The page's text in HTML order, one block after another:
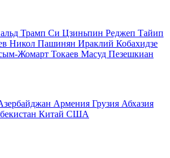
Трамп Си Цзиньпин Реджеп Тайип
Никол Пашинян Ираклий Кобахидзе
Жомарт Токаев Масуд Пезешкиан
Армения Грузия Абхазия
Китай США